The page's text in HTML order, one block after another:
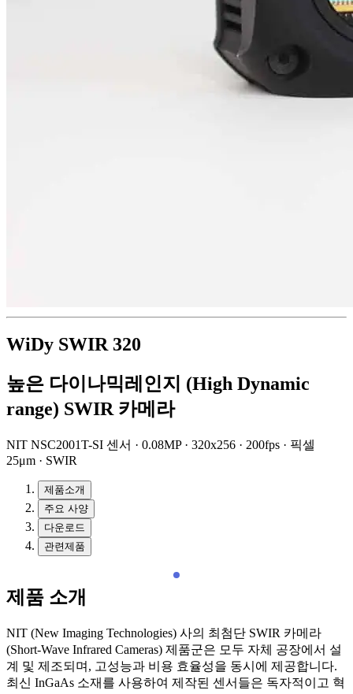
WiDy SWIR 320
높은 다이나믹레인지 (High Dynamic
range) SWIR 카메라
NIT NSC2001T-SI 센서 · 0.08MP · 320x256 · 200fps · 픽셀
25μm · SWIR
제품소개
주요 사양
다운로드
관련제품
제품 소개
NIT (New Imaging Technologies) 사의 최첨단 SWIR 카메라
(Short-Wave Infrared Cameras) 제품군은 모두 자체 공장에서 설
계 및 제조되며, 고성능과 비용 효율성을 동시에 제공합니다.
최신 InGaAs 소재를 사용하여 제작된 센서들은 독자적이고 혁